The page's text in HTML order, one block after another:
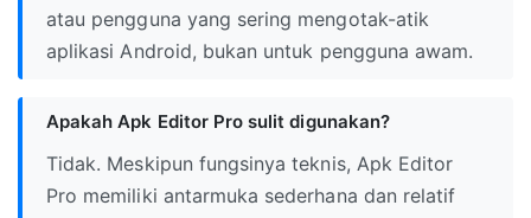
atau pengguna yang sering mengotak-atik
aplikasi Android, bukan untuk pengguna awam.
Apakah Apk Editor Pro sulit digunakan?
Tidak. Meskipun fungsinya teknis, Apk Editor
Pro memiliki antarmuka sederhana dan relatif